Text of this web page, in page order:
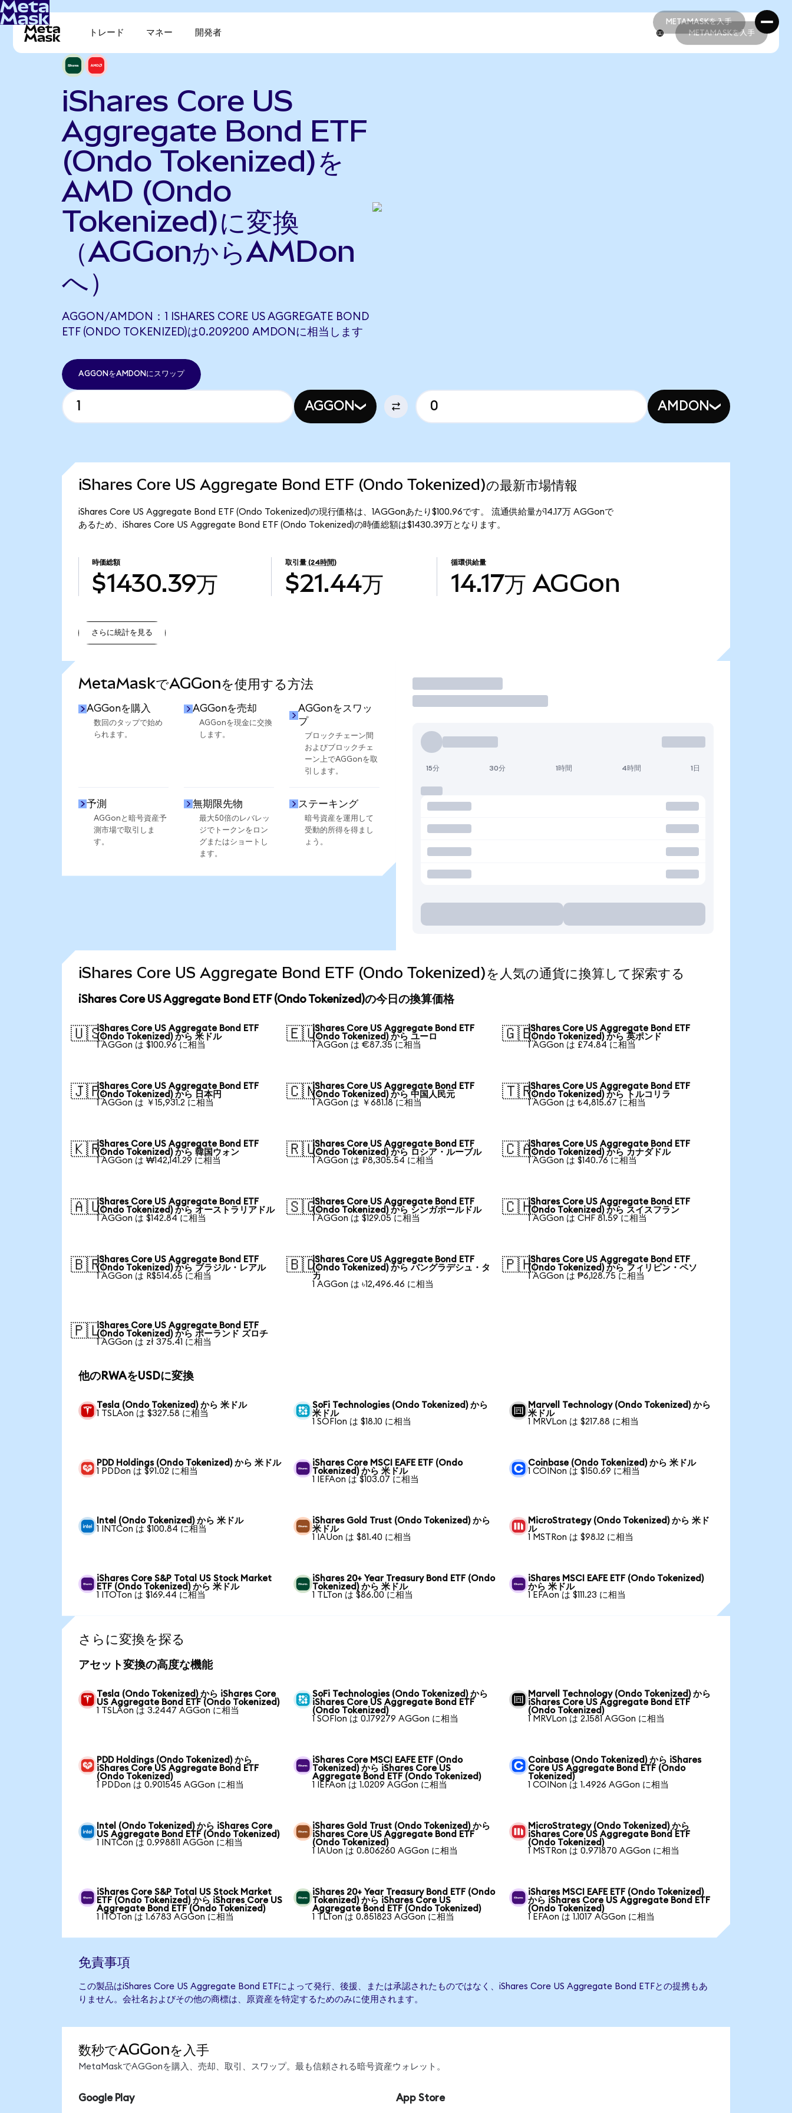
METAMASKを入手
METAMASKを入手
トレード マネー 開発者 METAMASKを入手
iShares Core US
Aggregate Bond ETF
(Ondo Tokenized)を
AMD (Ondo
Tokenized)に変換
（AGGonからAMDon
へ）
AGGON/AMDON：1 ISHARES CORE US AGGREGATE BOND
ETF (ONDO TOKENIZED)は0.209200 AMDONに相当します
AGGONをAMDONにスワップ
AGGON AMDON
iShares Core US Aggregate Bond ETF (Ondo Tokenized)の最新市場情報
iShares Core US Aggregate Bond ETF (Ondo Tokenized)の現行価格は、1AGGonあたり$100.96です。 流通供給量が14.17万 AGGonで
あるため、iShares Core US Aggregate Bond ETF (Ondo Tokenized)の時価総額は$1430.39万となります。
時価総額
$1430.39万
取引量 (24時間)
$21.44万
循環供給量
14.17万 AGGon
さらに統計を見る
MetaMaskでAGGonを使用する方法
AGGonを購入
数回のタップで始め
られます。
AGGonを売却
AGGonを現金に交換
します。
AGGonをスワッ
プ
ブロックチェーン間
およびブロックチェ
ーン上でAGGonを取
引します。
予測
AGGonと暗号資産予
測市場で取引しま
す。
無期限先物
最大50倍のレバレッ
ジでトークンをロン
グまたはショートし
ます。
ステーキング
暗号資産を運用して
受動的所得を得まし
ょう。
取引
15分 30分 1時間 4時間 1日
iShares Core US Aggregate Bond ETF (Ondo Tokenized)を人気の通貨に換算して探索する
iShares Core US Aggregate Bond ETF (Ondo Tokenized)の今日の換算価格
🇺🇸iShares Core US Aggregate Bond ETF
(Ondo Tokenized) から 米ドル
1 AGGon は $100.96 に相当
🇪🇺iShares Core US Aggregate Bond ETF
(Ondo Tokenized) から ユーロ
1 AGGon は €87.35 に相当
🇬🇧iShares Core US Aggregate Bond ETF
(Ondo Tokenized) から 英ポンド
1 AGGon は £74.84 に相当
🇯🇵iShares Core US Aggregate Bond ETF
(Ondo Tokenized) から 日本円
1 AGGon は ￥15,931.2 に相当
🇨🇳iShares Core US Aggregate Bond ETF
(Ondo Tokenized) から 中国人民元
1 AGGon は ￥681.18 に相当
🇹🇷iShares Core US Aggregate Bond ETF
(Ondo Tokenized) から トルコリラ
1 AGGon は ₺4,815.67 に相当
🇰🇷iShares Core US Aggregate Bond ETF
(Ondo Tokenized) から 韓国ウォン
1 AGGon は ₩142,141.29 に相当
🇷🇺iShares Core US Aggregate Bond ETF
(Ondo Tokenized) から ロシア・ルーブル
1 AGGon は ₽8,305.54 に相当
🇨🇦iShares Core US Aggregate Bond ETF
(Ondo Tokenized) から カナダドル
1 AGGon は $140.76 に相当
🇦🇺iShares Core US Aggregate Bond ETF
(Ondo Tokenized) から オーストラリアドル
1 AGGon は $142.84 に相当
🇸🇬iShares Core US Aggregate Bond ETF
(Ondo Tokenized) から シンガポールドル
1 AGGon は $129.05 に相当
🇨🇭iShares Core US Aggregate Bond ETF
(Ondo Tokenized) から スイスフラン
1 AGGon は CHF 81.59 に相当
🇧🇷iShares Core US Aggregate Bond ETF
(Ondo Tokenized) から ブラジル・レアル
1 AGGon は R$514.65 に相当
🇧🇩iShares Core US Aggregate Bond ETF
(Ondo Tokenized) から バングラデシュ・タ
カ
1 AGGon は ৳12,496.46 に相当
🇵🇭iShares Core US Aggregate Bond ETF
(Ondo Tokenized) から フィリピン・ペソ
1 AGGon は ₱6,128.75 に相当
🇵🇱iShares Core US Aggregate Bond ETF
(Ondo Tokenized) から ポーランド ズロチ
1 AGGon は zł 375.41 に相当
他のRWAをUSDに変換
Tesla (Ondo Tokenized) から 米ドル
1 TSLAon は $327.58 に相当
SoFi Technologies (Ondo Tokenized) から
米ドル
1 SOFIon は $18.10 に相当
Marvell Technology (Ondo Tokenized) から
米ドル
1 MRVLon は $217.88 に相当
PDD Holdings (Ondo Tokenized) から 米ドル
1 PDDon は $91.02 に相当
iShares Core MSCI EAFE ETF (Ondo
Tokenized) から 米ドル
1 IEFAon は $103.07 に相当
Coinbase (Ondo Tokenized) から 米ドル
1 COINon は $150.69 に相当
Intel (Ondo Tokenized) から 米ドル
1 INTCon は $100.84 に相当
iShares Gold Trust (Ondo Tokenized) から
米ドル
1 IAUon は $81.40 に相当
MicroStrategy (Ondo Tokenized) から 米ド
ル
1 MSTRon は $98.12 に相当
iShares Core S&P Total US Stock Market
ETF (Ondo Tokenized) から 米ドル
1 ITOTon は $169.44 に相当
iShares 20+ Year Treasury Bond ETF (Ondo
Tokenized) から 米ドル
1 TLTon は $86.00 に相当
iShares MSCI EAFE ETF (Ondo Tokenized)
から 米ドル
1 EFAon は $111.23 に相当
さらに変換を探る
アセット変換の高度な機能
Tesla (Ondo Tokenized) から iShares Core
US Aggregate Bond ETF (Ondo Tokenized)
1 TSLAon は 3.2447 AGGon に相当
SoFi Technologies (Ondo Tokenized) から
iShares Core US Aggregate Bond ETF
(Ondo Tokenized)
1 SOFIon は 0.179279 AGGon に相当
Marvell Technology (Ondo Tokenized) から
iShares Core US Aggregate Bond ETF
(Ondo Tokenized)
1 MRVLon は 2.1581 AGGon に相当
PDD Holdings (Ondo Tokenized) から
iShares Core US Aggregate Bond ETF
(Ondo Tokenized)
1 PDDon は 0.901545 AGGon に相当
iShares Core MSCI EAFE ETF (Ondo
Tokenized) から iShares Core US
Aggregate Bond ETF (Ondo Tokenized)
1 IEFAon は 1.0209 AGGon に相当
Coinbase (Ondo Tokenized) から iShares
Core US Aggregate Bond ETF (Ondo
Tokenized)
1 COINon は 1.4926 AGGon に相当
Intel (Ondo Tokenized) から iShares Core
US Aggregate Bond ETF (Ondo Tokenized)
1 INTCon は 0.998811 AGGon に相当
iShares Gold Trust (Ondo Tokenized) から
iShares Core US Aggregate Bond ETF
(Ondo Tokenized)
1 IAUon は 0.806260 AGGon に相当
MicroStrategy (Ondo Tokenized) から
iShares Core US Aggregate Bond ETF
(Ondo Tokenized)
1 MSTRon は 0.971870 AGGon に相当
iShares Core S&P Total US Stock Market
ETF (Ondo Tokenized) から iShares Core US
Aggregate Bond ETF (Ondo Tokenized)
1 ITOTon は 1.6783 AGGon に相当
iShares 20+ Year Treasury Bond ETF (Ondo
Tokenized) から iShares Core US
Aggregate Bond ETF (Ondo Tokenized)
1 TLTon は 0.851823 AGGon に相当
iShares MSCI EAFE ETF (Ondo Tokenized)
から iShares Core US Aggregate Bond ETF
(Ondo Tokenized)
1 EFAon は 1.1017 AGGon に相当
免責事項
この製品はiShares Core US Aggregate Bond ETFによって発行、後援、または承認されたものではなく、iShares Core US Aggregate Bond ETFとの提携もあ
りません。会社名およびその他の商標は、原資産を特定するためのみに使用されます。
数秒でAGGonを入手
MetaMaskでAGGonを購入、売却、取引、スワップ。最も信頼される暗号資産ウォレット。
Google Play App Store